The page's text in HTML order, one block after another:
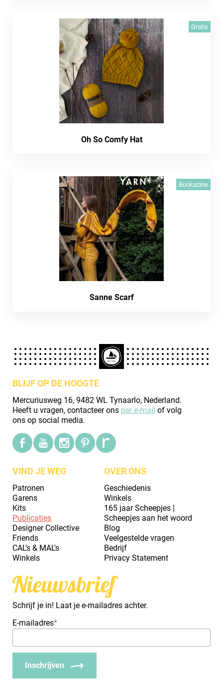
Gratis
Oh So Comfy Hat
Bookazine
Sanne Scarf
BLIJF OP DE HOOGTE
Mercuriusweg 16, 9482 WL Tynaarlo, Nederland.
Heeft u vragen, contacteer ons per e-mail of volg
ons op social media.
VIND JE WEG
Patronen
Garens
Kits
Publicaties
Designer Collective
Friends
CAL's & MAL's
Winkels
OVER ONS
Geschiedenis
Winkels
165 jaar Scheepjes |
Scheepjes aan het woord
Blog
Veelgestelde vragen
Bedrijf
Privacy Statement
Nieuwsbrief
Schrijf je in! Laat je e-mailadres achter.
E-mailadres*
Inschrijven